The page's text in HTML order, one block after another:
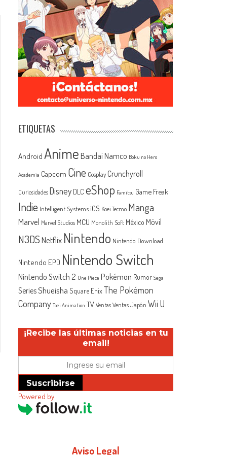
ETIQUETAS
Android Anime Bandai Namco Boku no Hero
Academia Capcom Cine Cosplay Crunchyroll
Curiosidades Disney DLC eShop Famitsu Game Freak
Indie Intelligent Systems iOS Koei Tecmo Manga
Marvel Marvel Studios MCU Monolith Soft México Móvil
N3DSNetflix Nintendo Nintendo Download
Nintendo EPD Nintendo Switch
Nintendo Switch 2 One Piece Pokémon Rumor Sega
SeriesShueisha Square EnixThe Pokémon
Company Toei Animation TV Ventas Ventas Japón Wii U
¡Recibe las últimas noticias en tu
email!
Suscribirse
Powered by
Aviso Legal